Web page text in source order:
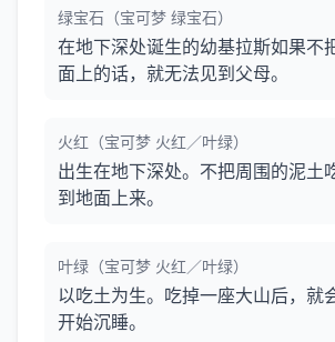
绿宝石（宝可梦 绿宝石）
在地下深处诞生的幼基拉斯如果不
面上的话，就无法见到父母。
火红（宝可梦 火红／叶绿）
出生在地下深处。不把周围的泥土
到地面上来。
叶绿（宝可梦 火红／叶绿）
以吃土为生。吃掉一座大山后，就
开始沉睡。